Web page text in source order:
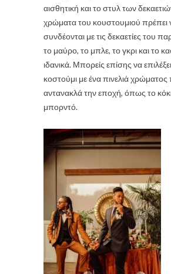
αισθητική και το στυλ των
χρώματα του κουστουμιού πρέπει
συνδέονται με τις δεκαετίες του
το μαύρο, το μπλε, το γκρι και το
ιδανικά. Μπορείς επίσης να
κοστούμι με ένα πινελιά
αντανακλά την εποχή, όπως το
μπορντό.